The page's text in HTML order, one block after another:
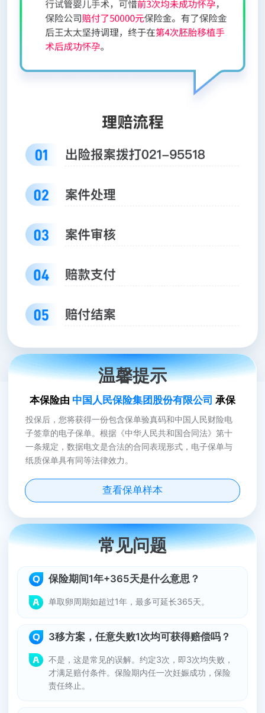
温馨提示
本保险由 中国人民保险集团股份有限公司 承保
投保后，您将获得一份包含保单验真码和中国人民财险电
子签章的电子保单。根据《中华人民共和国合同法》第十
一条规定，数据电文是合法的合同表现形式，电子保单与
纸质保单具有同等法律效力。
查看保单样本
常见问题
保险期间1年+365天是什么意思？
单取卵周期如超过1年，最多可延长365天。
3移方案，任意失败1次均可获得赔偿吗？
不是，这是常见的误解。约定3次，即3次均失败，
才满足赔付条件。保险期内任一次妊娠成功，保险
责任终止。